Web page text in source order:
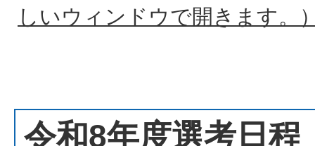
しいウィンドウで開きます。
令和8年度選考日程